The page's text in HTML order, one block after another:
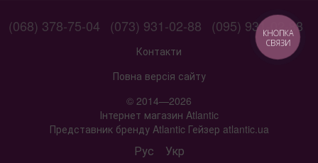
(068) 378-75-04 (073) 931-02-88 (095) 931-02-88
Контакти
Повна версія сайту
© 2014—2026
Інтернет магазин Atlantic
Представник бренду Atlantic Гейзер atlantic.ua
Рус Укр
КНОПКА
СВЯЗИ